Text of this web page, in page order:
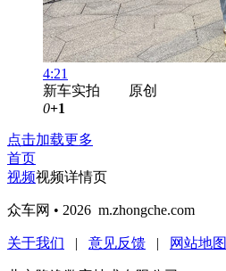
4:21
新车实拍 原创
0+1
点击加载更多
首页
视频视频详情页
众车网 • 2026 m.zhongche.com
关于我们 | 意见反馈 | 网站地图